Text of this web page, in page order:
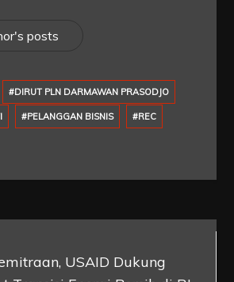
posts
#DIRUT PLN DARMAWAN PRASODJO
#PELANGGAN BISNIS #REC
USAID Dukung